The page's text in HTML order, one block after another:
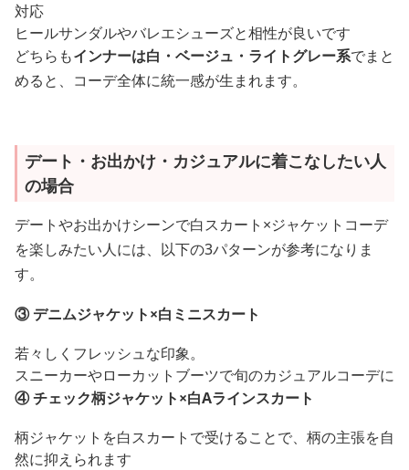
対応
ヒールサンダルやバレエシューズと相性が良いです
どちらもインナーは白・ベージュ・ライトグレー系でまと
めると、コーデ全体に統一感が生まれます。
デート・お出かけ・カジュアルに着こなしたい人
の場合
デートやお出かけシーンで白スカート×ジャケットコーデ
を楽しみたい人には、以下の3パターンが参考になりま
す。
③ デニムジャケット×白ミニスカート
若々しくフレッシュな印象。
スニーカーやローカットブーツで旬のカジュアルコーデに
④ チェック柄ジャケット×白Aラインスカート
柄ジャケットを白スカートで受けることで、柄の主張を自
然に抑えられます